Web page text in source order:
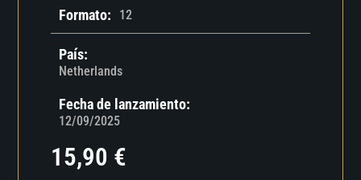
Formato: 12
País:
Netherlands
Fecha de lanzamiento:
12/09/2025
15,90 €